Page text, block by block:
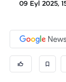
09 Eyl 2025,